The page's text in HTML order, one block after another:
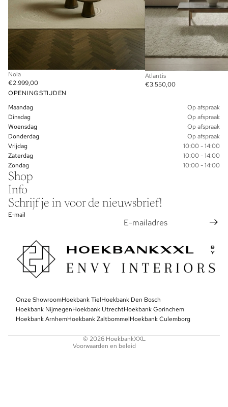
Nola
€2.999,00
Atlantis
€3.550,00
OPENINGSTIJDEN
Maandag
Op afspraak
Dinsdag
Op afspraak
Woensdag
Op afspraak
Donderdag
Op afspraak
Vrijdag
10:00 - 14:00
Zaterdag
10:00 - 14:00
Zondag
10:00 - 14:00
Shop
Info
Schrijf je in voor de nieuwsbrief!
E-mail
Onze ShowroomHoekbank TielHoekbank Den Bosch
Hoekbank NijmegenHoekbank UtrechtHoekbank Gorinchem
Hoekbank ArnhemHoekbank ZaltbommelHoekbank Culemborg
© 2026 HoekbankXXL
Voorwaarden en beleid
Algemene voorwaarden
Contactgegevens